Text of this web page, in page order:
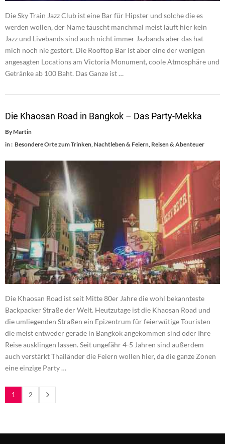
Die Sky Train Jazz Club ist eine Bar für Hipster und solche die es
werden wollen, der Name täuscht manchmal meist läuft hier kein
Jazz und Livebands sind auch nicht immer Jazbands aber das hat
mich noch nie gestört. Die Rooftop Bar ist aber eine der wenigen
angesagten Locations am Victoria Monument, coole Atmosphäre und
Getränke ab 100 Baht. Das Ganze ist …
Die Khaosan Road in Bangkok – Das Party-Mekka
ByMartin
in : Besondere Orte zum Trinken Nachtleben & Feiern Reisen & Abenteuer
Die Khaosan Road ist seit Mitte 80er Jahre die wohl bekannteste
Backpacker Straße der Welt. Heutzutage ist die Khaosan Road und
die umliegenden Straßen ein Epizentrum für feierwütige Touristen
die meist entweder gerade in Bangkok angekommen sind oder Ihre
Reise ausklingen lassen. Seit ungefähr 4-5 Jahren sind außerdem
auch verstärkt Thailänder die Feiern wollen hier, da die ganze Zonen
eine einzige Party …
1 2